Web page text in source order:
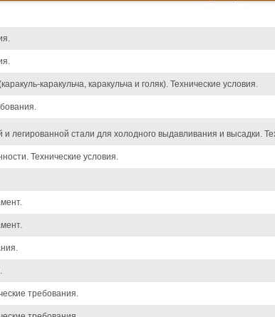
каракульча, каракульча и голяк). Технические условия.
и легированной стали для холодного выдавливания и высадки.
Технические условия.
требования.